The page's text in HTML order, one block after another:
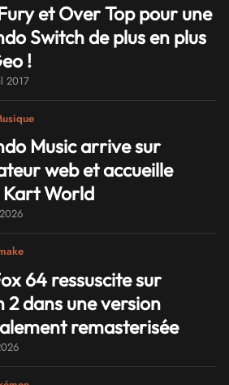
et Over Top pour une
Switch de plus en plus
!
2017
Music arrive sur
web et accueille
World
64 ressuscite sur
2 dans une version
remasterisée